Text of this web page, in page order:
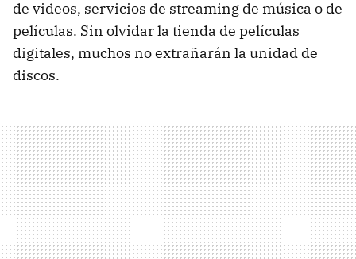
de videos, servicios de streaming de música o de
películas. Sin olvidar la tienda de películas
digitales, muchos no extrañarán la unidad de
discos.